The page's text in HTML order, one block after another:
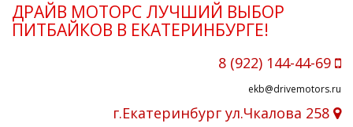
ДРАЙВ МОТОРС ЛУЧШИЙ ВЫБОР
ПИТБАЙКОВ В ЕКАТЕРИНБУРГЕ!
8 (922) 144-44-69
ekb@drivemotors.ru
г.Екатеринбург ул.Чкалова 258